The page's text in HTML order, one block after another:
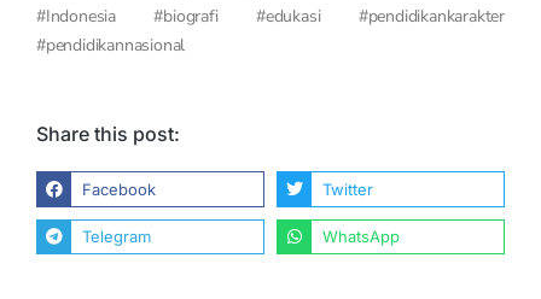
#Indonesia #biografi #edukasi #pendidikankarakter
#pendidikannasional
Share this post:
Facebook Twitter
Telegram WhatsApp